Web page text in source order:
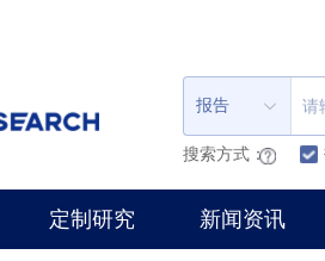
报告
搜索方式：
定制研究 新闻资讯